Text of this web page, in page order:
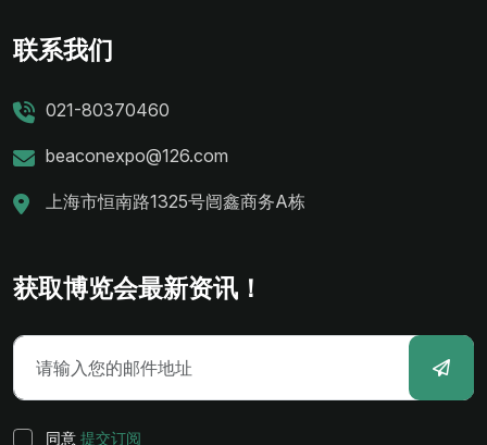
联系我们
021-80370460
beaconexpo@126.com
上海市恒南路1325号闿鑫商务A栋
获取博览会最新资讯！
同意 提交订阅